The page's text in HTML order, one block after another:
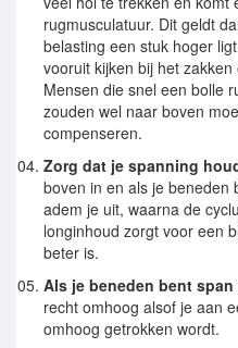
rugmusculatuur. Dit geldt
belasting een stuk hoger
vooruit kijken bij het
Mensen die snel een bolle
zouden wel naar boven
compenseren.
Zorg dat je spanning
boven in en als je beneden
adem je uit, waarna de
longinhoud zorgt voor een
beter is.
Als je beneden bent
recht omhoog alsof je aan
omhoog getrokken wordt.